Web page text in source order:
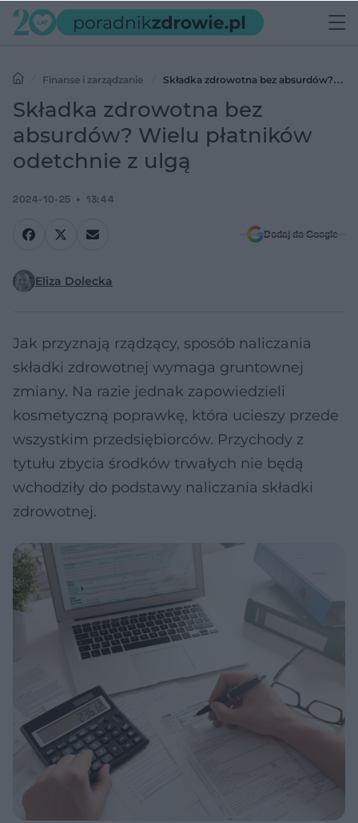
Finanse i zarządzanie
Składka zdrowotna bez absurdów?
Wielu płatników odetchnie z ulgą
Składka zdrowotna bez
absurdów? Wielu płatników
odetchnie z ulgą
2024-10-25 13:44
Dodaj do Google
Eliza Dolecka
Jak przyznają rządzący, sposób naliczania
składki zdrowotnej wymaga gruntownej
zmiany. Na razie jednak zapowiedzieli
kosmetyczną poprawkę, która ucieszy przede
wszystkim przedsiębiorców. Przychody z
tytułu zbycia środków trwałych nie będą
wchodziły do podstawy naliczania składki
zdrowotnej.